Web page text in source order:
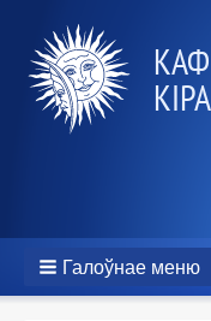
Галоўнае меню